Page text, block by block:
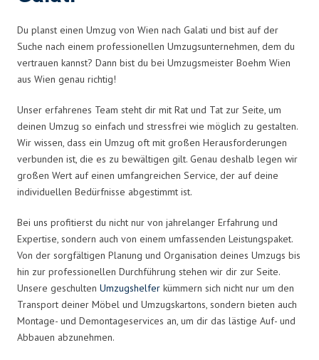
Du planst einen Umzug von Wien nach Galati und bist auf der
Suche nach einem professionellen Umzugsunternehmen, dem du
vertrauen kannst? Dann bist du bei Umzugsmeister Boehm Wien
aus Wien genau richtig!
Unser erfahrenes Team steht dir mit Rat und Tat zur Seite, um
deinen Umzug so einfach und stressfrei wie möglich zu gestalten.
Wir wissen, dass ein Umzug oft mit großen Herausforderungen
verbunden ist, die es zu bewältigen gilt. Genau deshalb legen wir
großen Wert auf einen umfangreichen Service, der auf deine
individuellen Bedürfnisse abgestimmt ist.
Bei uns profitierst du nicht nur von jahrelanger Erfahrung und
Expertise, sondern auch von einem umfassenden Leistungspaket.
Von der sorgfältigen Planung und Organisation deines Umzugs bis
hin zur professionellen Durchführung stehen wir dir zur Seite.
Unsere geschulten Umzugshelfer kümmern sich nicht nur um den
Transport deiner Möbel und Umzugskartons, sondern bieten auch
Montage- und Demontageservices an, um dir das lästige Auf- und
Abbauen abzunehmen.